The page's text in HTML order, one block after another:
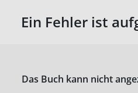
Ein Fehler ist
Das Buch kann nicht